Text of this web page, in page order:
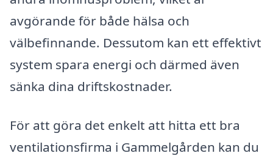
avgörande för både hälsa och
välbefinnande. Dessutom kan ett effektivt
system spara energi och därmed även
sänka dina driftskostnader.
För att göra det enkelt att hitta ett bra
ventilationsfirma i Gammelgården kan du